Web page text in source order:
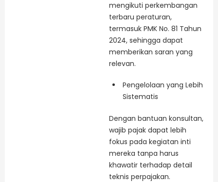
mengikuti perkembangan
terbaru peraturan,
termasuk PMK No. 81 Tahun
2024, sehingga dapat
memberikan saran yang
relevan.
Pengelolaan yang Lebih
Sistematis
Dengan bantuan konsultan,
wajib pajak dapat lebih
fokus pada kegiatan inti
mereka tanpa harus
khawatir terhadap detail
teknis perpajakan.